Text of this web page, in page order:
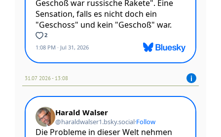
31.07 2026 - 13:08